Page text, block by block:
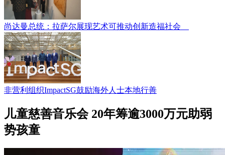
尚达曼总统：拉萨尔展现艺术可推动创新造福社会
非营利组织ImpactSG鼓励海外人士本地行善
儿童慈善音乐会 20年筹逾3000万元助弱
势孩童